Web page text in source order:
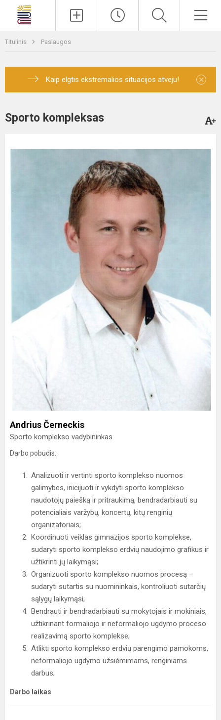
Titulinis Paslaugos
Kaip elgtis ekstremalios situacijos atveju! ×
Sporto kompleksas
Andrius Černeckis
Sporto komplekso vadybininkas
Darbo pobūdis:
Analizuoti ir vertinti sporto komplekso nuomos
galimybes, inicijuoti ir vykdyti sporto komplekso
naudotojų paiešką ir pritraukimą, bendradarbiauti su
potencialiais varžybų, koncertų, kitų renginių
organizatoriais;
Koordinuoti veiklas gimnazijos sporto komplekse,
sudaryti sporto komplekso erdvių naudojimo grafikus ir
užtikrinti jų laikymąsi;
Organizuoti sporto komplekso nuomos procesą –
sudaryti sutartis su nuomininkais, kontroliuoti sutarčių
sąlygų laikymąsi;
Bendrauti ir bendradarbiauti su mokytojais ir mokiniais,
užtikrinant formaliojo ir neformaliojo ugdymo proceso
realizavimą sporto komplekse;
Atlikti sporto komplekso erdvių parengimo pamokoms,
neformaliojo ugdymo užsiėmimams, renginiams
darbus;
Darbo laikas